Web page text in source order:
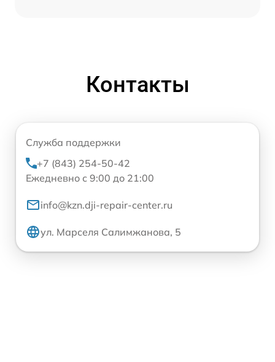
Контакты
Служба поддержки
+7 (843) 254-50-42
Ежедневно с 9:00 до 21:00
info@kzn.dji-repair-center.ru
ул. Марселя Салимжанова, 5